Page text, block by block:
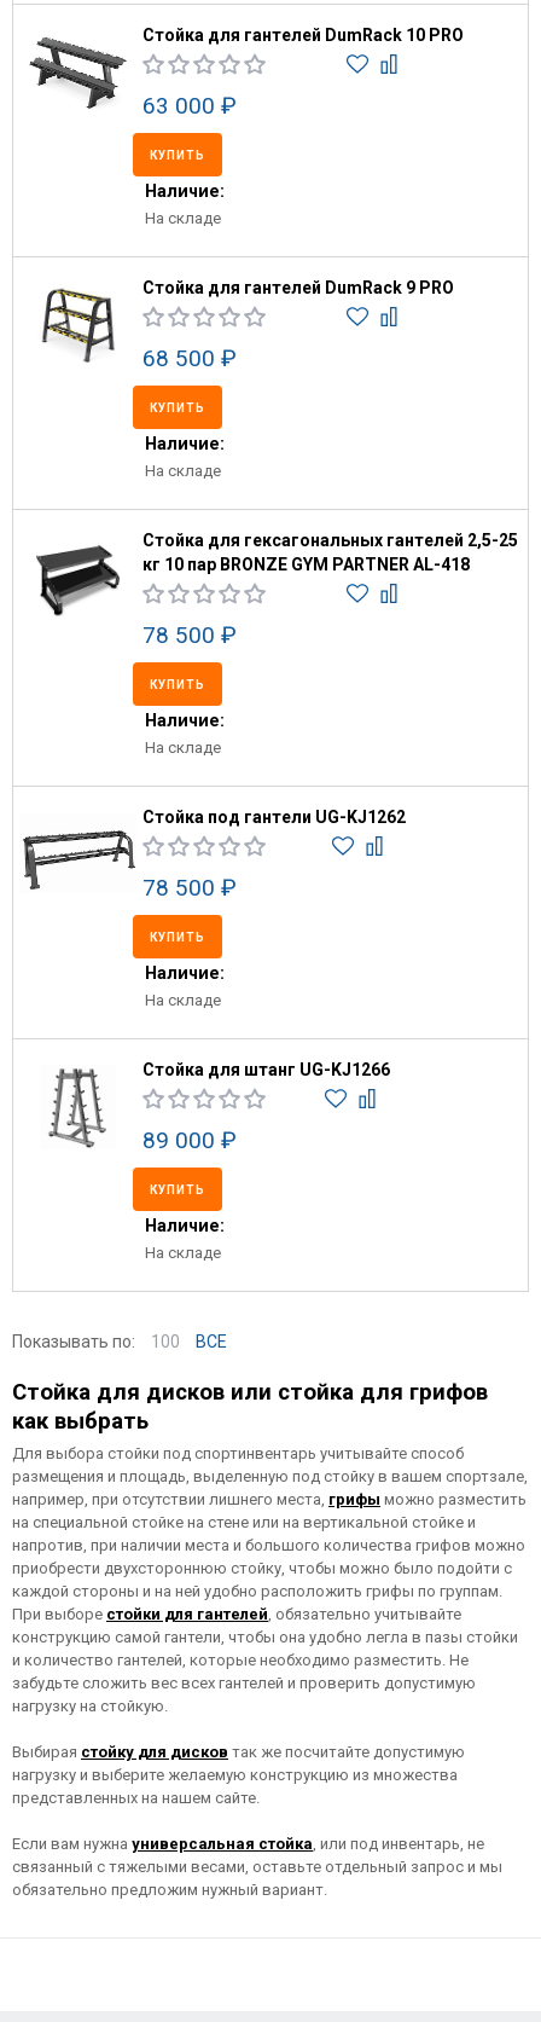
Стойка для гантелей DumRack 10 PRO
63 000 ₽
КУПИТЬ
Наличие:
На складе
Стойка для гантелей DumRack 9 PRO
68 500 ₽
КУПИТЬ
Наличие:
На складе
Стойка для гексагональных гантелей 2,5-25
кг 10 пар BRONZE GYM PARTNER AL-418
78 500 ₽
КУПИТЬ
Наличие:
На складе
Стойка под гантели UG-KJ1262
78 500 ₽
КУПИТЬ
Наличие:
На складе
Стойка для штанг UG-KJ1266
89 000 ₽
КУПИТЬ
Наличие:
На складе
Показывать по: 100 ВСЕ
Стойка для дисков или стойка для грифов
как выбрать
Для выбора стойки под спортинвентарь учитывайте способ
размещения и площадь, выделенную под стойку в вашем спортзале,
например, при отсутствии лишнего места, грифы можно разместить
на специальной стойке на стене или на вертикальной стойке и
напротив, при наличии места и большого количества грифов можно
приобрести двухстороннюю стойку, чтобы можно было подойти с
каждой стороны и на ней удобно расположить грифы по группам.
При выборе стойки для гантелей, обязательно учитывайте
конструкцию самой гантели, чтобы она удобно легла в пазы стойки
и количество гантелей, которые необходимо разместить. Не
забудьте сложить вес всех гантелей и проверить допустимую
нагрузку на стойкую.
Выбирая стойку для дисков так же посчитайте допустимую
нагрузку и выберите желаемую конструкцию из множества
представленных на нашем сайте.
Если вам нужна универсальная стойка, или под инвентарь, не
связанный с тяжелыми весами, оставьте отдельный запрос и мы
обязательно предложим нужный вариант.